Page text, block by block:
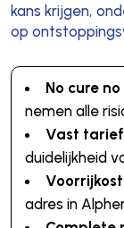
kans krijgen,
op
No cure
nemen alle
Vast
duidelijkheid
adres in